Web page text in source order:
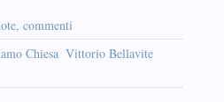
commenti
Chiesa Vittorio Bellavite